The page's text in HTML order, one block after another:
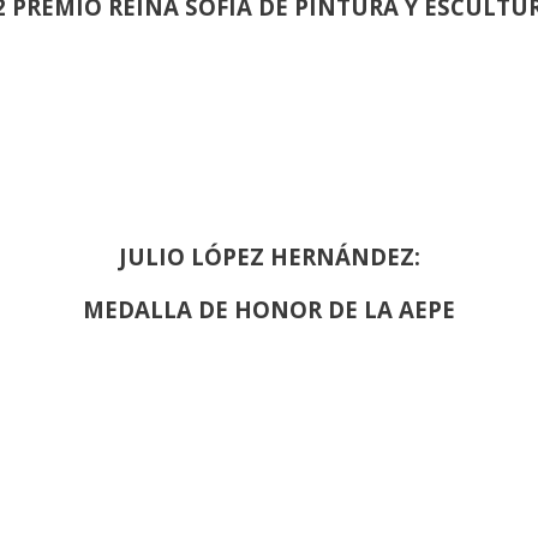
PREMIO REINA SOFIA DE PINTURA Y
JULIO LÓPEZ HERNÁNDEZ:
MEDALLA DE HONOR DE LA AEPE